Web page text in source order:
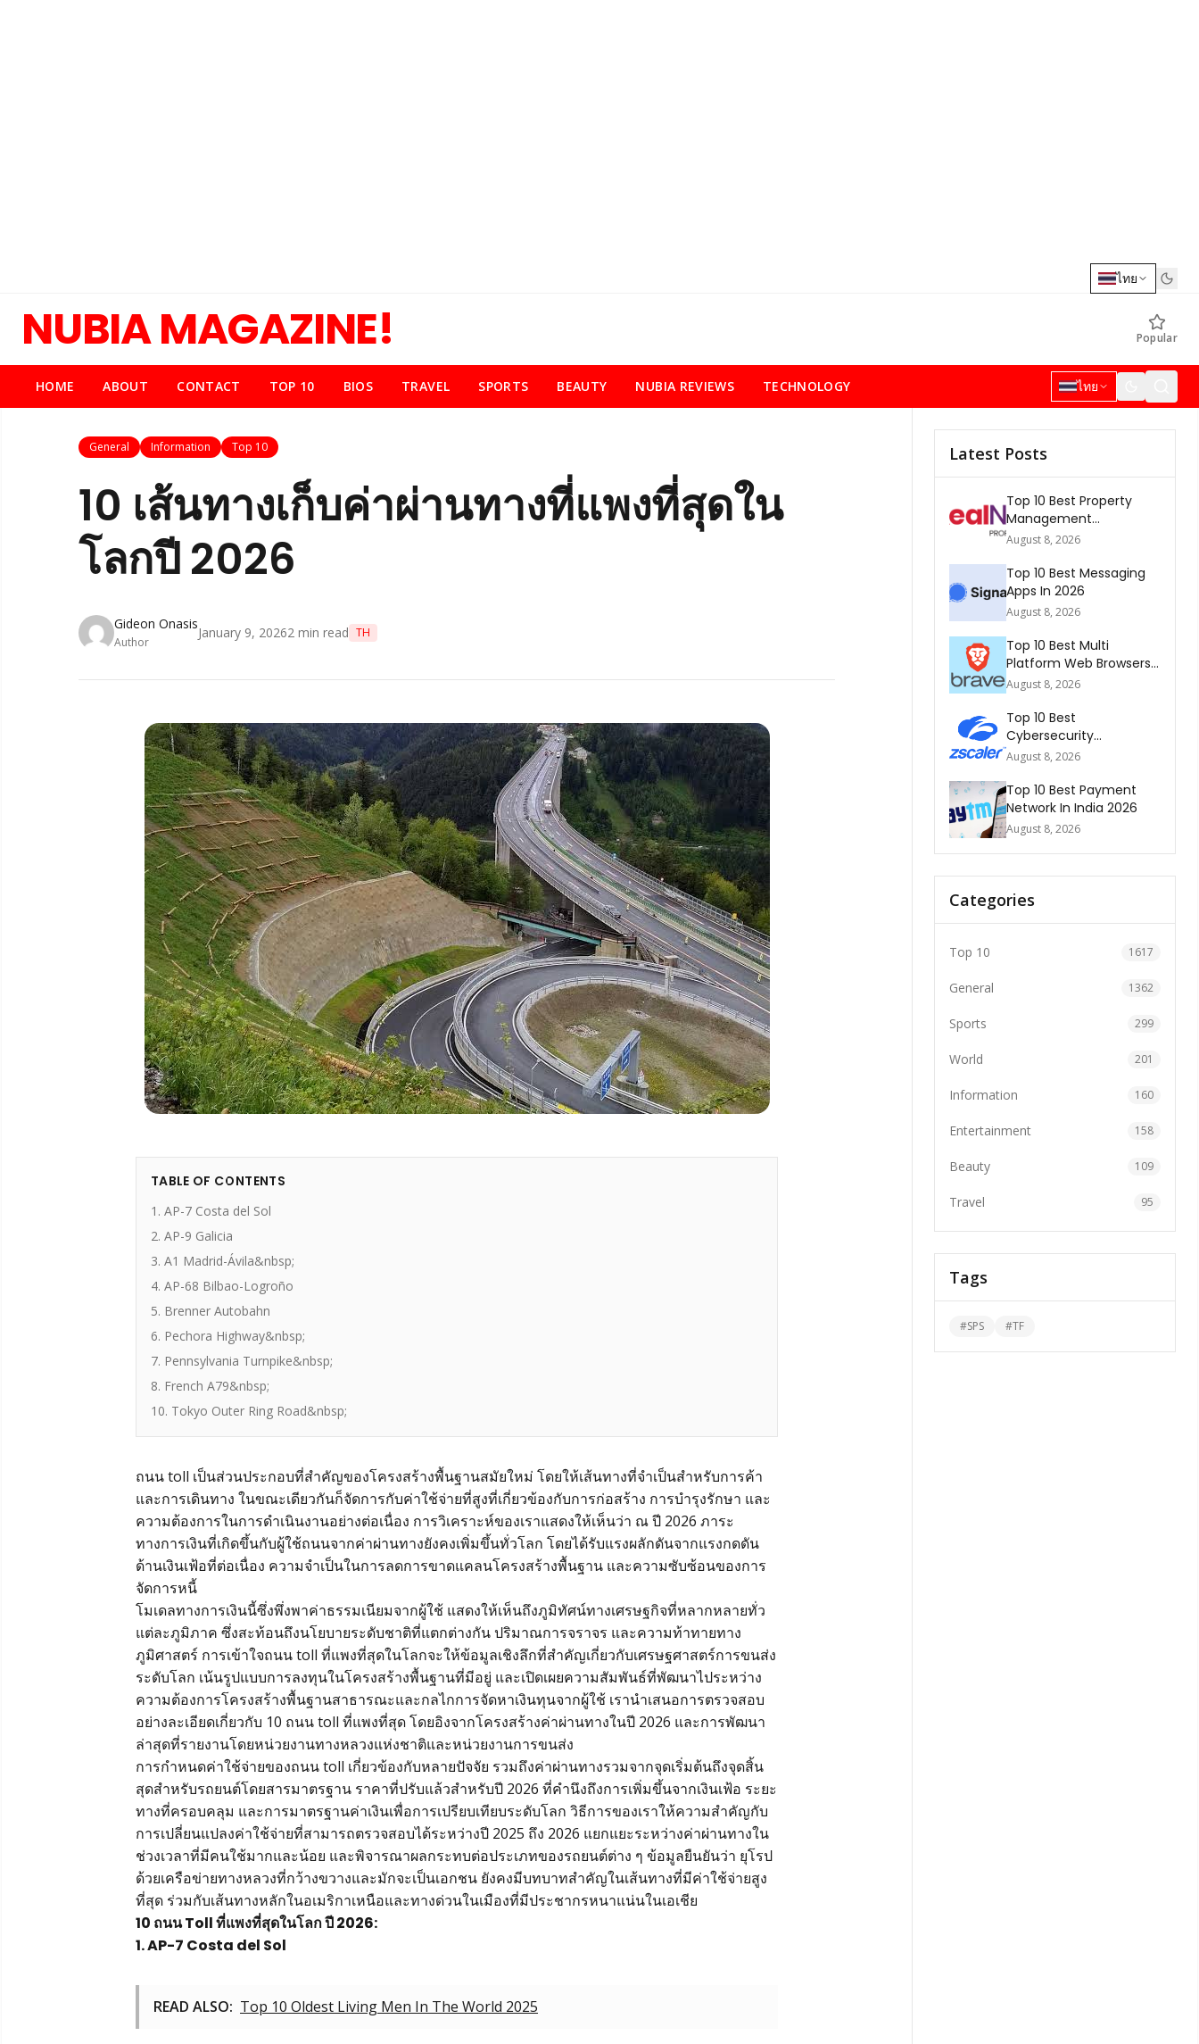
ไทย
NUBIA MAGAZINE! Popular
HOME ABOUT CONTACT TOP 10 BIOS TRAVEL SPORTS BEAUTY NUBIA REVIEWS TECHNOLOGY ไทย
General Information Top 10
10 เส้นทางเก็บค่าผ่านทางที่แพงที่สุดใน
โลกปี 2026
Gideon Onasis
Author
January 9, 20262 min read TH
TABLE OF CONTENTS
1. AP-7 Costa del Sol
2. AP-9 Galicia
3. A1 Madrid-Ávila&nbsp;
4. AP-68 Bilbao-Logroño
5. Brenner Autobahn
6. Pechora Highway&nbsp;
7. Pennsylvania Turnpike&nbsp;
8. French A79&nbsp;
10. Tokyo Outer Ring Road&nbsp;
ถนน toll เป็นส่วนประกอบที่สำคัญของโครงสร้างพื้นฐานสมัยใหม่ โดยให้เส้นทางที่จำเป็นสำหรับการค้า
และการเดินทาง ในขณะเดียวกันก็จัดการกับค่าใช้จ่ายที่สูงที่เกี่ยวข้องกับการก่อสร้าง การบำรุงรักษา และ
ความต้องการในการดำเนินงานอย่างต่อเนื่อง การวิเคราะห์ของเราแสดงให้เห็นว่า ณ ปี 2026 ภาระ
ทางการเงินที่เกิดขึ้นกับผู้ใช้ถนนจากค่าผ่านทางยังคงเพิ่มขึ้นทั่วโลก โดยได้รับแรงผลักดันจากแรงกดดัน
ด้านเงินเฟ้อที่ต่อเนื่อง ความจำเป็นในการลดการขาดแคลนโครงสร้างพื้นฐาน และความซับซ้อนของการ
จัดการหนี้
โมเดลทางการเงินนี้ซึ่งพึ่งพาค่าธรรมเนียมจากผู้ใช้ แสดงให้เห็นถึงภูมิทัศน์ทางเศรษฐกิจที่หลากหลายทั่ว
แต่ละภูมิภาค ซึ่งสะท้อนถึงนโยบายระดับชาติที่แตกต่างกัน ปริมาณการจราจร และความท้าทายทาง
ภูมิศาสตร์ การเข้าใจถนน toll ที่แพงที่สุดในโลกจะให้ข้อมูลเชิงลึกที่สำคัญเกี่ยวกับเศรษฐศาสตร์การขนส่ง
ระดับโลก เน้นรูปแบบการลงทุนในโครงสร้างพื้นฐานที่มีอยู่ และเปิดเผยความสัมพันธ์ที่พัฒนาไประหว่าง
ความต้องการโครงสร้างพื้นฐานสาธารณะและกลไกการจัดหาเงินทุนจากผู้ใช้ เรานำเสนอการตรวจสอบ
อย่างละเอียดเกี่ยวกับ 10 ถนน toll ที่แพงที่สุด โดยอิงจากโครงสร้างค่าผ่านทางในปี 2026 และการพัฒนา
ล่าสุดที่รายงานโดยหน่วยงานทางหลวงแห่งชาติและหน่วยงานการขนส่ง
การกำหนดค่าใช้จ่ายของถนน toll เกี่ยวข้องกับหลายปัจจัย รวมถึงค่าผ่านทางรวมจากจุดเริ่มต้นถึงจุดสิ้น
สุดสำหรับรถยนต์โดยสารมาตรฐาน ราคาที่ปรับแล้วสำหรับปี 2026 ที่คำนึงถึงการเพิ่มขึ้นจากเงินเฟ้อ ระยะ
ทางที่ครอบคลุม และการมาตรฐานค่าเงินเพื่อการเปรียบเทียบระดับโลก วิธีการของเราให้ความสำคัญกับ
การเปลี่ยนแปลงค่าใช้จ่ายที่สามารถตรวจสอบได้ระหว่างปี 2025 ถึง 2026 แยกแยะระหว่างค่าผ่านทางใน
ช่วงเวลาที่มีคนใช้มากและน้อย และพิจารณาผลกระทบต่อประเภทของรถยนต์ต่าง ๆ ข้อมูลยืนยันว่า ยุโรป
ด้วยเครือข่ายทางหลวงที่กว้างขวางและมักจะเป็นเอกชน ยังคงมีบทบาทสำคัญในเส้นทางที่มีค่าใช้จ่ายสูง
ที่สุด ร่วมกับเส้นทางหลักในอเมริกาเหนือและทางด่วนในเมืองที่มีประชากรหนาแน่นในเอเชีย
10 ถนน Toll ที่แพงที่สุดในโลก ปี 2026:
1. AP-7 Costa del Sol
READ ALSO: Top 10 Oldest Living Men In The World 2025
Latest Posts
Top 10 Best Property
Management
Companies In South
August 8, 2026
Top 10 Best Messaging
Apps In 2026
August 8, 2026
Top 10 Best Multi
Platform Web Browsers
In The world 2026
August 8, 2026
Top 10 Best
Cybersecurity
Companies In America
August 8, 2026
Top 10 Best Payment
Network In India 2026
August 8, 2026
Categories
Top 10 1617
General 1362
Sports 299
World 201
Information 160
Entertainment 158
Beauty 109
Travel 95
Tags
#SPS #TF